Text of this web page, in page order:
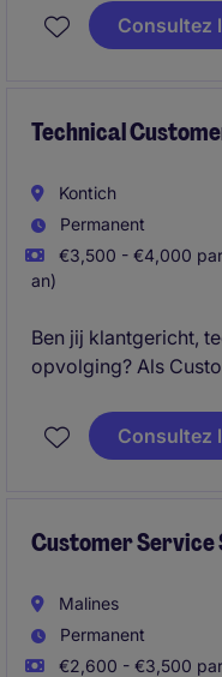
ondersteuning van
overzicht in een
Consultez
Technical
Kontich
Permanent
€3,500 - €4,000
an)
Ben jij klantgericht,
opvolging? Als
je technisch advies,
klantondersteuning
Consultez
Customer
Malines
Permanent
€2,600 - €3,500